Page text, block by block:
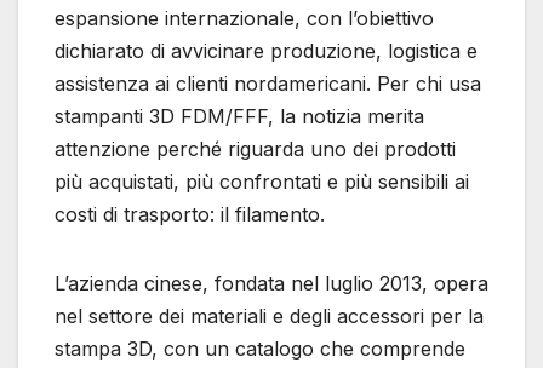
espansione internazionale, con l’obiettivo
dichiarato di avvicinare produzione, logistica e
assistenza ai clienti nordamericani. Per chi usa
stampanti 3D FDM/FFF, la notizia merita
attenzione perché riguarda uno dei prodotti
più acquistati, più confrontati e più sensibili ai
costi di trasporto: il filamento.
L’azienda cinese, fondata nel luglio 2013, opera
nel settore dei materiali e degli accessori per la
stampa 3D, con un catalogo che comprende